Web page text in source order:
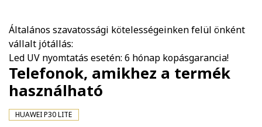
Általános szavatossági kötelességeinken felül önként
vállalt jótállás:
Led UV nyomtatás esetén: 6 hónap kopásgarancia!
Telefonok, amikhez a termék
használható
HUAWEI P30 LITE